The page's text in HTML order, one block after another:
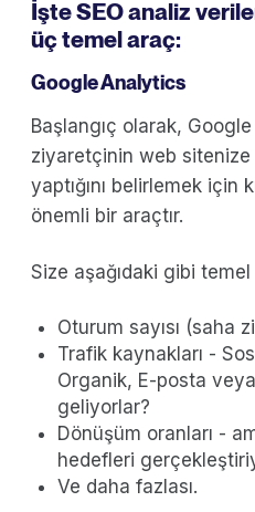
İşte SEO analiz
üç temel araç:
Google Analytics
Başlangıç olarak,
ziyaretçinin web
yaptığını belirlemek için
önemli bir araçtır.
Size aşağıdaki gibi
Oturum sayısı (saha
Trafik kaynakları -
Organik, E-posta
geliyorlar?
Dönüşüm oranları -
hedefleri
Ve daha fazlası.